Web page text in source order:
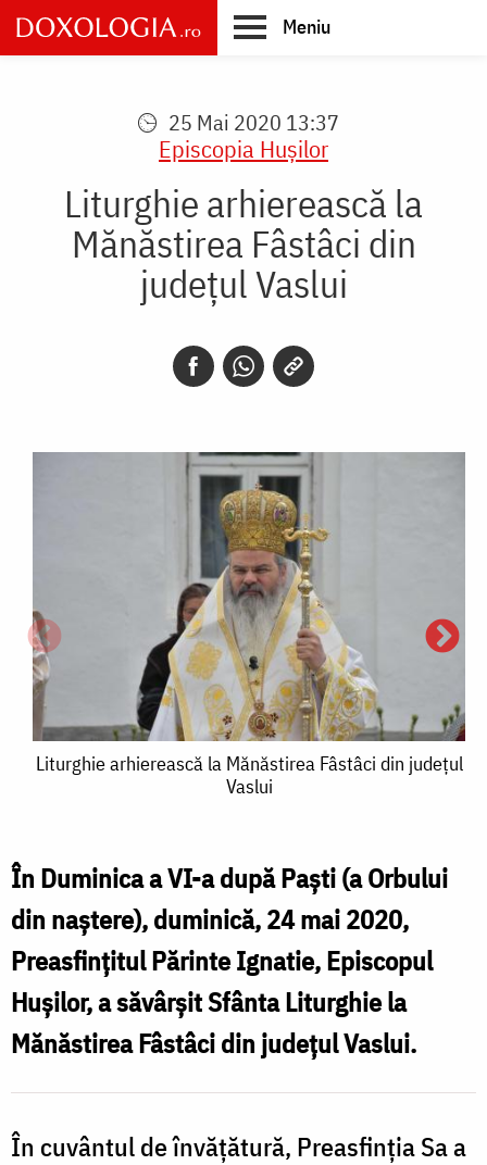
Skip
to
main
Meniu
25 Mai 2020 13:37
Episcopia Huşilor
Liturghie arhierească la
Mănăstirea Fâstâci din
judeţul Vaslui
Liturghie
Mănăstirea
Fâstâci
din
judeţul
Vaslui
Liturghie arhierească la Mănăstirea Fâstâci din judeţul
Vaslui
În Duminica a VI-a după Paşti (a Orbului
din naştere), duminică, 24 mai 2020,
Preasfinţitul Părinte Ignatie, Episcopul
Huşilor, a săvârşit Sfânta Liturghie la
Mănăstirea Fâstâci din judeţul Vaslui.
În cuvântul de învăţătură, Preasfinţia Sa a